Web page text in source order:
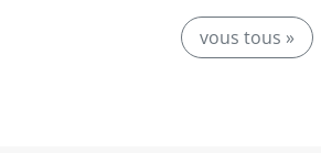
vous tous »